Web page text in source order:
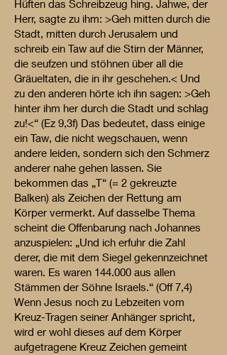
Hüften das Schreibzeug hing. Jahwe, der
Herr, sagte zu ihm: >Geh mitten durch die
Stadt, mitten durch Jerusalem und
schreib ein Taw auf die Stirn der Männer,
die seufzen und stöhnen über all die
Gräueltaten, die in ihr geschehen.< Und
zu den anderen hörte ich ihn sagen: >Geh
hinter ihm her durch die Stadt und schlag
zu!<“ (Ez 9,3f) Das bedeutet, dass einige
ein Taw, die nicht wegschauen, wenn
andere leiden, sondern sich den Schmerz
anderer nahe gehen lassen. Sie
bekommen das „T“ (= 2 gekreuzte
Balken) als Zeichen der Rettung am
Körper vermerkt. Auf dasselbe Thema
scheint die Offenbarung nach Johannes
anzuspielen: „Und ich erfuhr die Zahl
derer, die mit dem Siegel gekennzeichnet
waren. Es waren 144.000 aus allen
Stämmen der Söhne Israels.“ (Off 7,4)
Wenn Jesus noch zu Lebzeiten vom
Kreuz-Tragen seiner Anhänger spricht,
wird er wohl dieses auf dem Körper
aufgetragene Kreuz Zeichen gemeint